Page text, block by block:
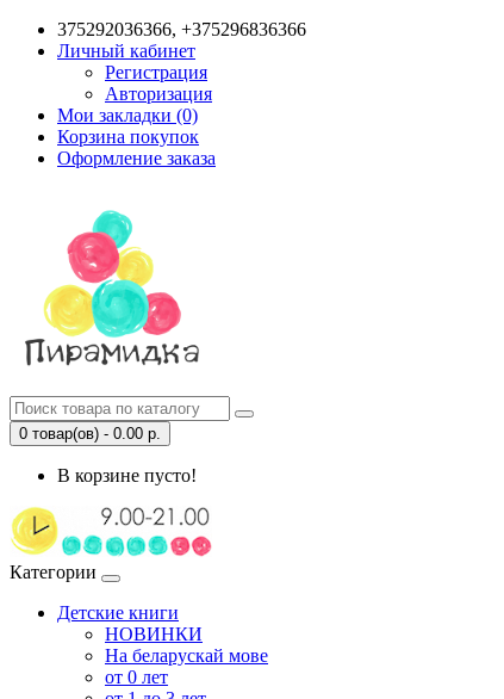
375292036366, +375296836366
Личный кабинет
Регистрация
Авторизация
Мои закладки (0)
Корзина покупок
Оформление заказа
0 товар(ов) - 0.00 р.
В корзине пусто!
Категории
Детские книги
НОВИНКИ
На беларускай мове
от 0 лет